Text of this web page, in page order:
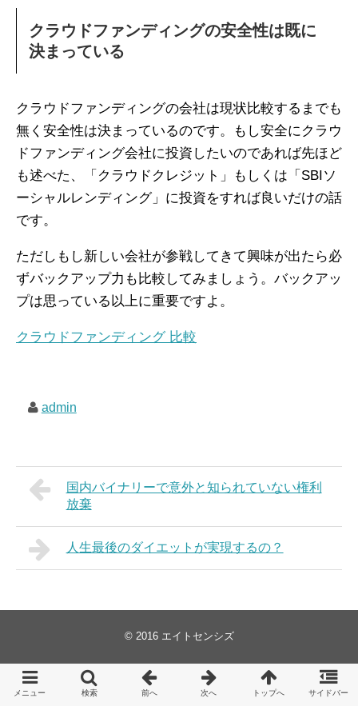
クラウドファンディングの安全性は既に
決まっている
クラウドファンディングの会社は現状比較するまでも
無く安全性は決まっているのです。もし安全にクラウ
ドファンディング会社に投資したいのであれば先ほど
も述べた、「クラウドクレジット」もしくは「SBIソ
ーシャルレンディング」に投資をすれば良いだけの話
です。
ただしもし新しい会社が参戦してきて興味が出たら必
ずバックアップ力も比較してみましょう。バックアッ
プは思っている以上に重要ですよ。
クラウドファンディング 比較
admin
国内バイナリーで意外と知られていない権利
放棄
人生最後のダイエットが実現するの？
© 2016 エイトセンシズ